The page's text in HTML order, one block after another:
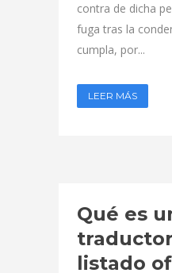
contra de dicha
fuga tras la
cumpla, por...
LEER MÁS
Qué es
listado